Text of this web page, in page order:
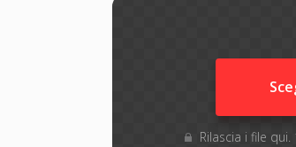
Rilascia i file